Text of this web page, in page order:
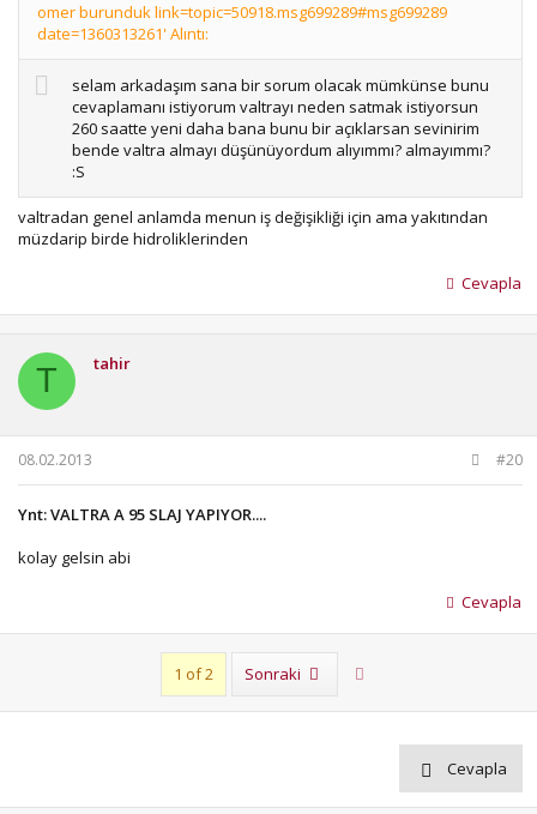
omer burunduk link=topic=50918.msg699289#msg699289
date=1360313261' Alıntı:
selam arkadaşım sana bir sorum olacak mümkünse bunu
cevaplamanı istiyorum valtrayı neden satmak istiyorsun
260 saatte yeni daha bana bunu bir açıklarsan sevinirim
bende valtra almayı düşünüyordum alıyımmı? almayımmı?
:S
valtradan genel anlamda menun iş değişikliği için ama yakıtından
müzdarip birde hidroliklerinden
Cevapla
T tahir
08.02.2013 #20
Ynt: VALTRA A 95 SLAJ YAPIYOR....
kolay gelsin abi
Cevapla
1 of 2 Sonraki
Cevapla